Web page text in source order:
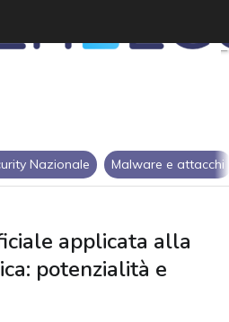
Nazionale Malware e attacchi
applicata alla
potenzialità e